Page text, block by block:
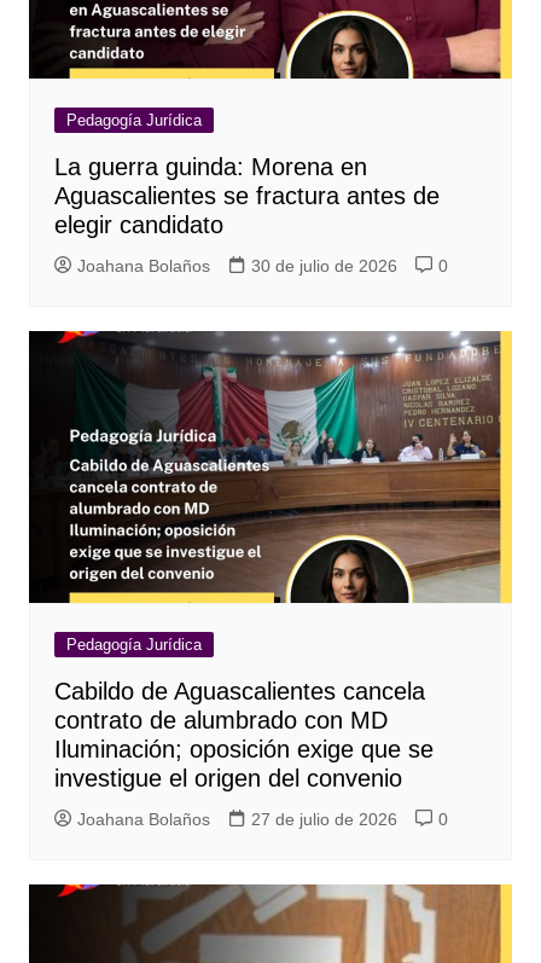
Pedagogía Jurídica
La guerra guinda: Morena en
Aguascalientes se fractura antes de
elegir candidato
Joahana Bolaños 30 de julio de 2026 0
Pedagogía Jurídica
Cabildo de Aguascalientes cancela
contrato de alumbrado con MD
Iluminación; oposición exige que se
investigue el origen del convenio
Joahana Bolaños 27 de julio de 2026 0